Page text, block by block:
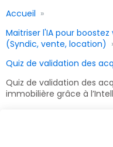
Accueil
Maitriser l'IA pour
(Syndic, vente, location)
Quiz de validation des
Quiz de validation des
immobilière grâce à